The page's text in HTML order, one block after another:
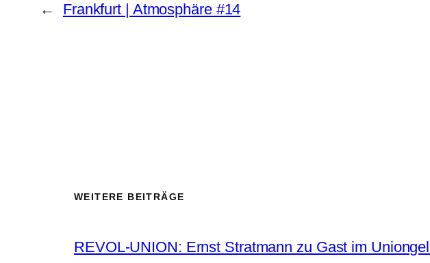
← Frankfurt | Atmosphäre #14
WEITERE BEITRÄGE
REVOL-UNION: Ernst Stratmann zu Gast im